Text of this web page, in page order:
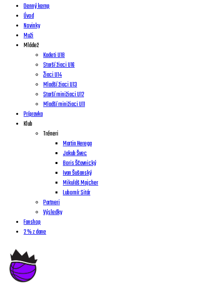
Denný kemp
Úvod
Novinky
Muži
Mládež
Kadeti U18
Starší žiaci U16
Žiaci U14
Mladší žiaci U13
Starší minižiaci U12
Mladší minižiaci U11
Prípravka
Klub
Tréneri
Martin Herega
Jakub Švec
Boris Ščavnický
Ivan Šušanský
Mikuláš Majcher
Lubomír Sitár
Partneri
Výsledky
Fanshop
2 % z dane